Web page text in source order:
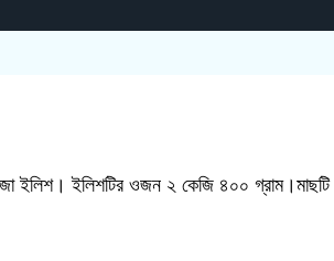
ইলিশ। ইলিশটির ওজন ২ কেজি ৪০০ গ্রাম।মাছটি